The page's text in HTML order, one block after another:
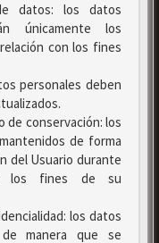
datos: los datos
únicamente los
con los fines
personales deben
de conservación: los
de forma
del Usuario durante
los fines de su
los datos
manera que se